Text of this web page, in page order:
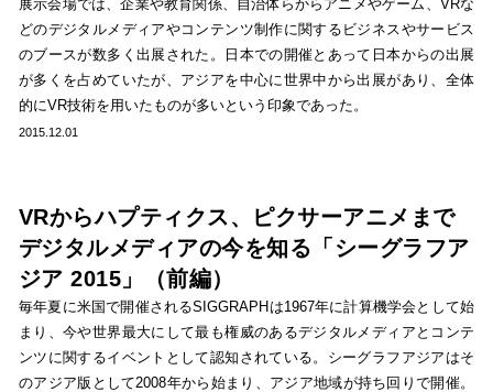
展示会場では、企業や教育関係、自治体らからアニメやゲーム、VRな
どのデジタルメディアやコンテンツ制作に関するビジネスやサービス
のブースが数多く出展された。日本での開催とあって日本からの出展
が多くを占めていたが、アジアを中心に世界中から出展があり、全体
的にVR技術を用いたものが多いという印象であった。
2015.12.01
VRからハプティクス、ピクサーアニメまで
デジタルメディアの今を知る「シーグラフア
ジア 2015」（前編）
毎年夏に米国で開催されるSIGGRAPHは1967年に計算機学会として始
まり、今や世界最大にして最も権威のあるデジタルメディアとコンテ
ンツに関するイベントとして認知されている。シーグラフアジアはそ
のアジア版として2008年から始まり、アジア地域が持ち回りで開催。